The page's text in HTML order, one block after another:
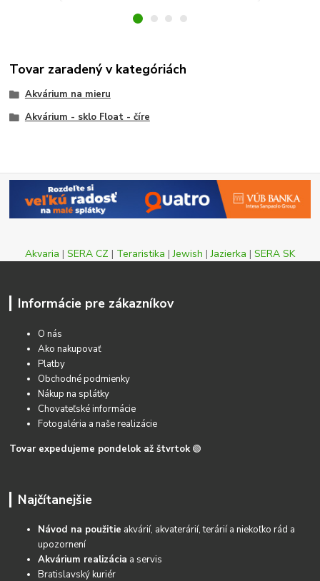
Tovar zaradený v kategóriách
Akvárium na mieru
Akvárium - sklo Float - číre
Akvaria | SERA CZ | Teraristika |Jewish |Jazierka | SERA SK
Informácie pre zákazníkov
O nás
Ako nakupovať
Platby
Obchodné podmienky
Nákup na splátky
Chovateľské informácie
Fotogaléria a naše realizácie
Tovar expedujeme pondelok až štvrtok 🟢
Najčítanejšie
Návod na použitie akvárií, akvaterárií, terárií a niekoľko rád a
upozornení
Akvárium realizácia a servis
Bratislavský kuriér